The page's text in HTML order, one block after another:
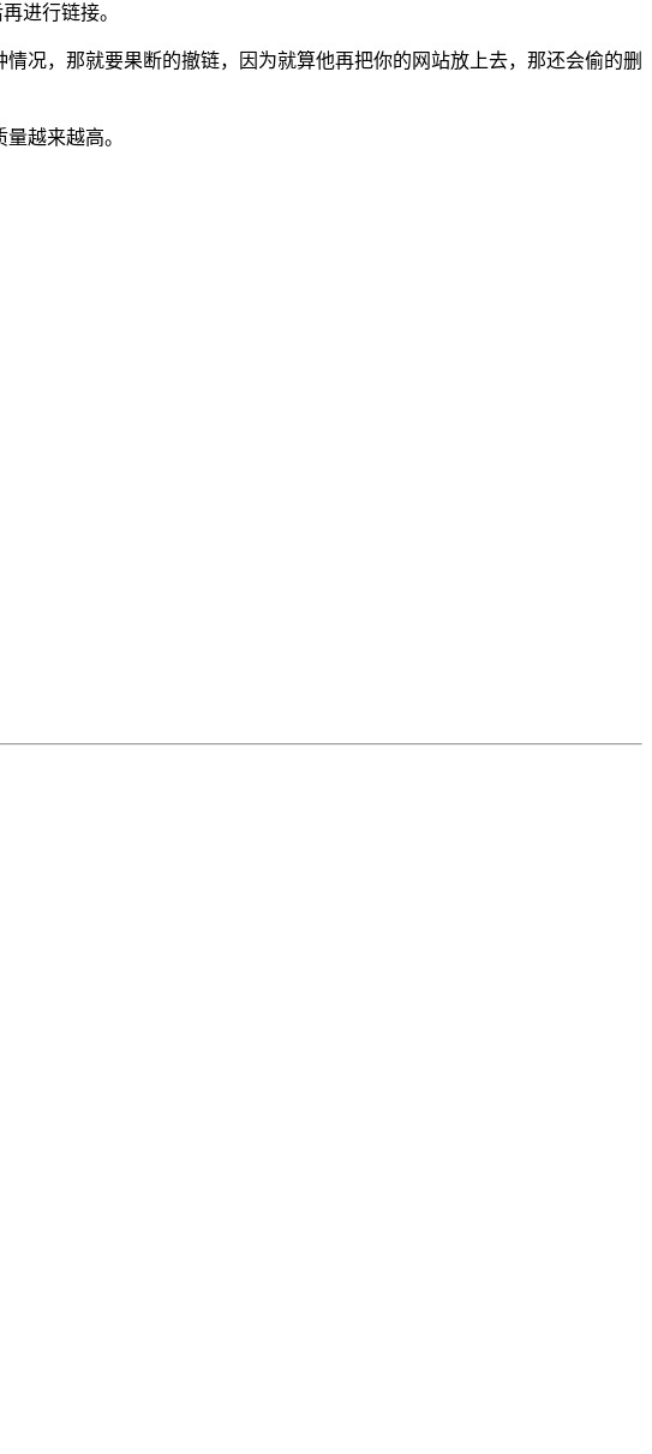
进行链接。
况，那就要果断的撤链，因为就算他再把你的网站放上去，那还会偷的删
越来越高。